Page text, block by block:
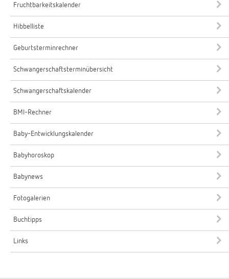
Fruchtbarkeitskalender
Hibbelliste
Geburtsterminrechner
Schwangerschaftsterminübersicht
Schwangerschaftskalender
BMI-Rechner
Baby-Entwicklungskalender
Babyhoroskop
Babynews
Fotogalerien
Buchtipps
Links